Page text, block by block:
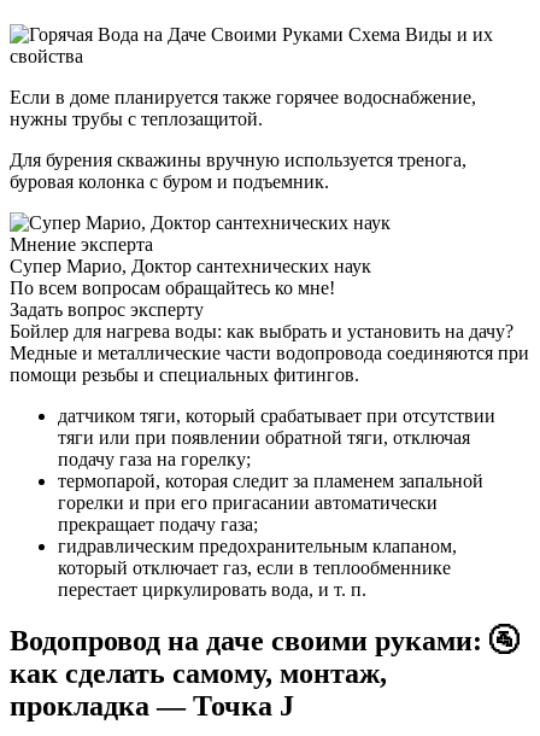
Если в доме планируется также горячее водоснабжение,
нужны трубы с теплозащитой.
Для бурения скважины вручную используется тренога,
буровая колонка с буром и подъемник.
Мнение эксперта
Супер Марио, Доктор сантехнических наук
По всем вопросам обращайтесь ко мне!
Задать вопрос эксперту
Бойлер для нагрева воды: как выбрать и установить на дачу?
Медные и металлические части водопровода соединяются при
помощи резьбы и специальных фитингов.
датчиком тяги, который срабатывает при отсутствии
тяги или при появлении обратной тяги, отключая
подачу газа на горелку;
термопарой, которая следит за пламенем запальной
горелки и при его пригасании автоматически
прекращает подачу газа;
гидравлическим предохранительным клапаном,
который отключает газ, если в теплообменнике
перестает циркулировать вода, и т. п.
Водопровод на даче своими руками: 🚰
как сделать самому, монтаж,
прокладка — Точка J